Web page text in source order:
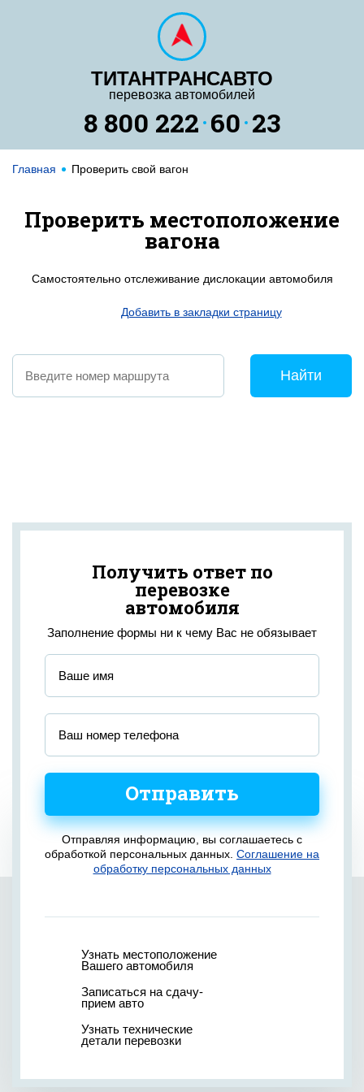
ТИТАНТРАНСАВТО
перевозка автомобилей
8 800 222 60 23
Главная Проверить свой вагон
Проверить местоположение
вагона
Самостоятельно отслеживание дислокации автомобиля
Добавить в закладки страницу
Найти
Получить ответ по
перевозке
автомобиля
Заполнение формы ни к чему Вас не обязывает
Отправить
Отправляя информацию, вы соглашаетесь с
обработкой персональных данных. Соглашение на
обработку персональных данных
Узнать местоположение
Вашего автомобиля
Записаться на сдачу-
прием авто
Узнать технические
детали перевозки